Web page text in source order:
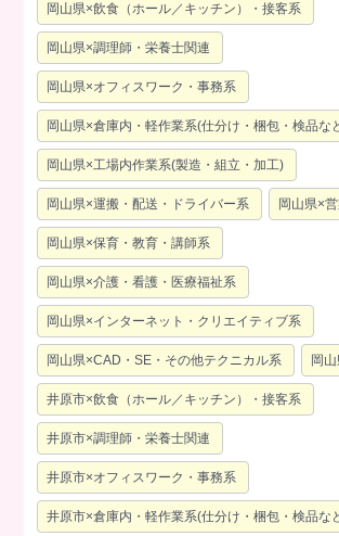
岡山県×飲食（ホール／キッチン）・接客系
岡山県×調理師・栄養士関連
岡山県×オフィスワーク・事務系
岡山県×倉庫内・軽作業系(仕分け・梱包・検品な
岡山県×工場内作業系(製造・組立・加工)
岡山県×運搬・配送・ドライバー系 岡山県×
岡山県×保育・教育・講師系
岡山県×介護・看護・医療福祉系
岡山県×インターネット・クリエイティブ系
岡山県×CAD・SE・その他テクニカル系 岡
井原市×飲食（ホール／キッチン）・接客系
井原市×調理師・栄養士関連
井原市×オフィスワーク・事務系
井原市×倉庫内・軽作業系(仕分け・梱包・検品な